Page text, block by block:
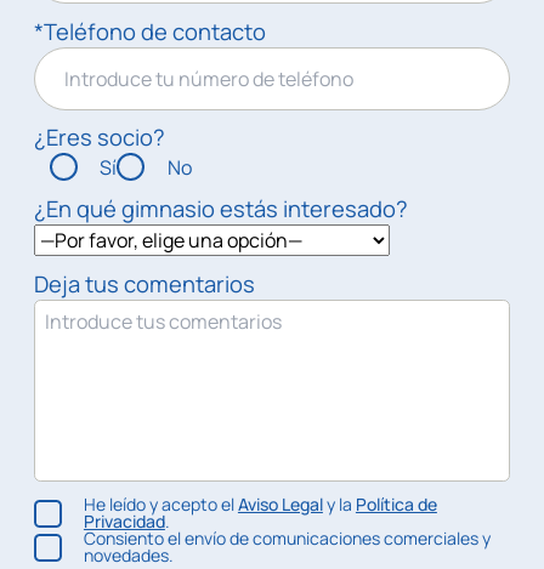
*Teléfono de contacto
¿Eres socio?
Sí No
¿En qué gimnasio estás interesado?
Deja tus comentarios
He leído y acepto elAviso Legaly la Política de
Privacidad.
Consiento el envío de comunicaciones comerciales y
novedades.